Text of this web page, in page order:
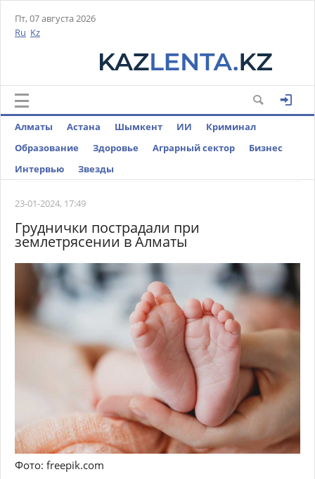
Пт, 07 августа 2026
Ru Kz
Алматы Астана Шымкент ИИ
Криминал
Образование
Здоровье Аграрный сектор
Бизнес
Интервью
Звезды
23-01-2024, 17:49
Груднички пострадали при
землетрясении в Алматы
Фото: freepik.com